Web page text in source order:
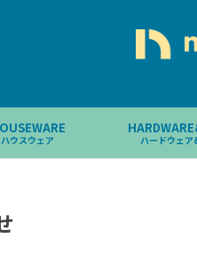
ハウスウェア ハードウェア